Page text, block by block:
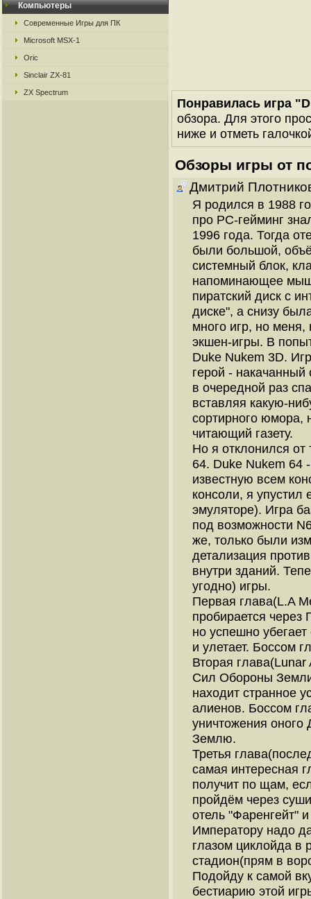
Компьютеры
Современные Игры для ПК
Microsoft MSX-1
Oric
Sinclair ZX-81
ZX Spectrum
Понравилась игра
обзора. Для этого
ниже и отметь
Обзоры игры от
Дмитрий
Я родился в 1988
про PC-гейминг
1996 года. Тогда
были большой,
системный блок,
напоминающее
пиратский диск с
диске", а снизу
много игр, но меня,
экшен-игры. В
Duke Nukem 3D.
герой -
в очередной раз
вставляя какую-
сортирного юмора,
читающий газету.
Но я отклонился
64. Duke Nukem 64
известную всем
консоли, я упустил
эмуляторе). Игра
под возможности
же, только были
детализация
внутри зданий.
угодно) игры.
Первая глава(L.A
пробирается через
но успешно
и улетает. Боссом
Вторая
Сил Обороны
находит странное
алиенов. Боссом
уничтожения оного
Землю.
Третья
самая интересная
получит по щам,
пройдём через
отель "Фаренгейт"
Императору надо
глазом циклойда в
стадион(прям в
Подойду к самой
бестиарию этой